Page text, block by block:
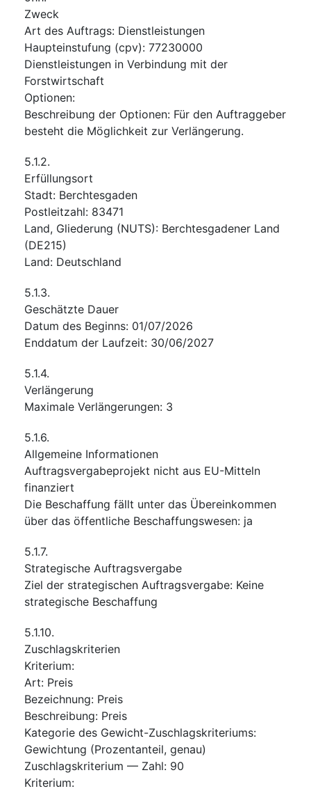
Zweck
Art des Auftrags: Dienstleistungen
Haupteinstufung (cpv): 77230000
Dienstleistungen in Verbindung mit der
Forstwirtschaft
Optionen:
Beschreibung der Optionen: Für den Auftraggeber
besteht die Möglichkeit zur Verlängerung.
5.1.2.
Erfüllungsort
Stadt: Berchtesgaden
Postleitzahl: 83471
Land, Gliederung (NUTS): Berchtesgadener Land
(DE215)
Land: Deutschland
5.1.3.
Geschätzte Dauer
Datum des Beginns: 01/07/2026
Enddatum der Laufzeit: 30/06/2027
5.1.4.
Verlängerung
Maximale Verlängerungen: 3
5.1.6.
Allgemeine Informationen
Auftragsvergabeprojekt nicht aus EU-Mitteln
finanziert
Die Beschaffung fällt unter das Übereinkommen
über das öffentliche Beschaffungswesen: ja
5.1.7.
Strategische Auftragsvergabe
Ziel der strategischen Auftragsvergabe: Keine
strategische Beschaffung
5.1.10.
Zuschlagskriterien
Kriterium:
Art: Preis
Bezeichnung: Preis
Beschreibung: Preis
Kategorie des Gewicht-Zuschlagskriteriums:
Gewichtung (Prozentanteil, genau)
Zuschlagskriterium — Zahl: 90
Kriterium: